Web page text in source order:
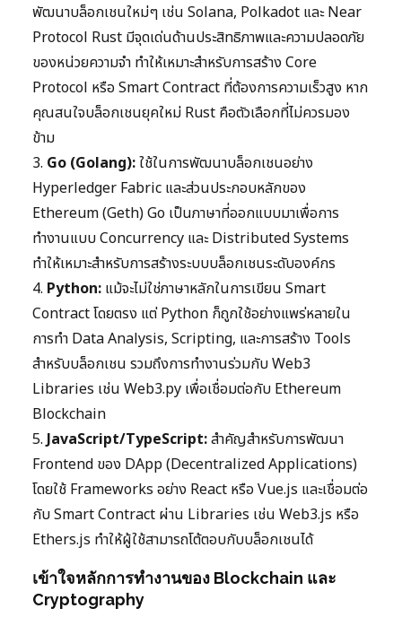
พัฒนาบล็อกเชนใหม่ๆ เช่น Solana, Polkadot และ Near
Protocol Rust มีจุดเด่นด้านประสิทธิภาพและความปลอดภัย
ของหน่วยความจำ ทำให้เหมาะสำหรับการสร้าง Core
Protocol หรือ Smart Contract ที่ต้องการความเร็วสูง หาก
คุณสนใจบล็อกเชนยุคใหม่ Rust คือตัวเลือกที่ไม่ควรมอง
ข้าม
3. Go (Golang):ใช้ในการพัฒนาบล็อกเชนอย่าง
Hyperledger Fabric และส่วนประกอบหลักของ
Ethereum (Geth) Go เป็นภาษาที่ออกแบบมาเพื่อการ
ทำงานแบบ Concurrency และ Distributed Systems
ทำให้เหมาะสำหรับการสร้างระบบบล็อกเชนระดับองค์กร
4. Python: แม้จะไม่ใช่ภาษาหลักในการเขียน Smart
Contract โดยตรง แต่ Python ก็ถูกใช้อย่างแพร่หลายใน
การทำ Data Analysis, Scripting, และการสร้าง Tools
สำหรับบล็อกเชน รวมถึงการทำงานร่วมกับ Web3
Libraries เช่น Web3.py เพื่อเชื่อมต่อกับ Ethereum
Blockchain
5.JavaScript/TypeScript:สำคัญสำหรับการพัฒนา
Frontend ของ DApp (Decentralized Applications)
โดยใช้ Frameworks อย่าง React หรือ Vue.js และเชื่อมต่อ
กับ Smart Contract ผ่าน Libraries เช่น Web3.js หรือ
Ethers.js ทำให้ผู้ใช้สามารถโต้ตอบกับบล็อกเชนได้
เข้าใจหลักการทำงานของ Blockchain และ
Cryptography